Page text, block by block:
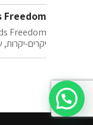
Freedom
יקרים-